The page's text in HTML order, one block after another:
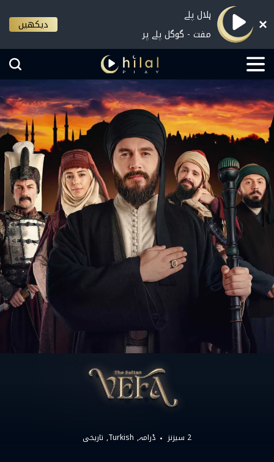
ہلال پلے
مفت - گوگل پلے پر
دیکھیں
2 سیزنز ڈرامہ Turkish تاریخی